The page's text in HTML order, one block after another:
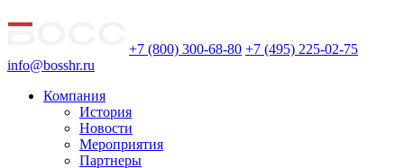
+7 (800) 300-68-80 +7 (495) 225-02-75
info@bosshr.ru
Компания
История
Новости
Мероприятия
Партнеры